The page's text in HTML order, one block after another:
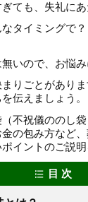
ても、失礼にあ
タイミングで
いので、お悩み
りごとがあり
伝えましょう。
不祝儀ののし袋
の包み方など
イントのご説明
目 次